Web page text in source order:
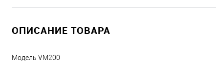
ОПИСАНИЕ ТОВАРА
Модель VM200